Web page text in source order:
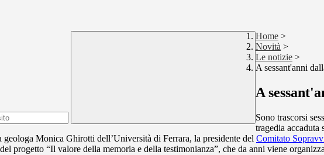
Home >
Novità >
Le notizie >
A sessant'anni
A
Sono trascorsi
tragedia
Monica Ghirotti dell’Università di Ferrara, la presidente del Comitato
progetto “Il valore della memoria e della testimonianza”, che da anni viene